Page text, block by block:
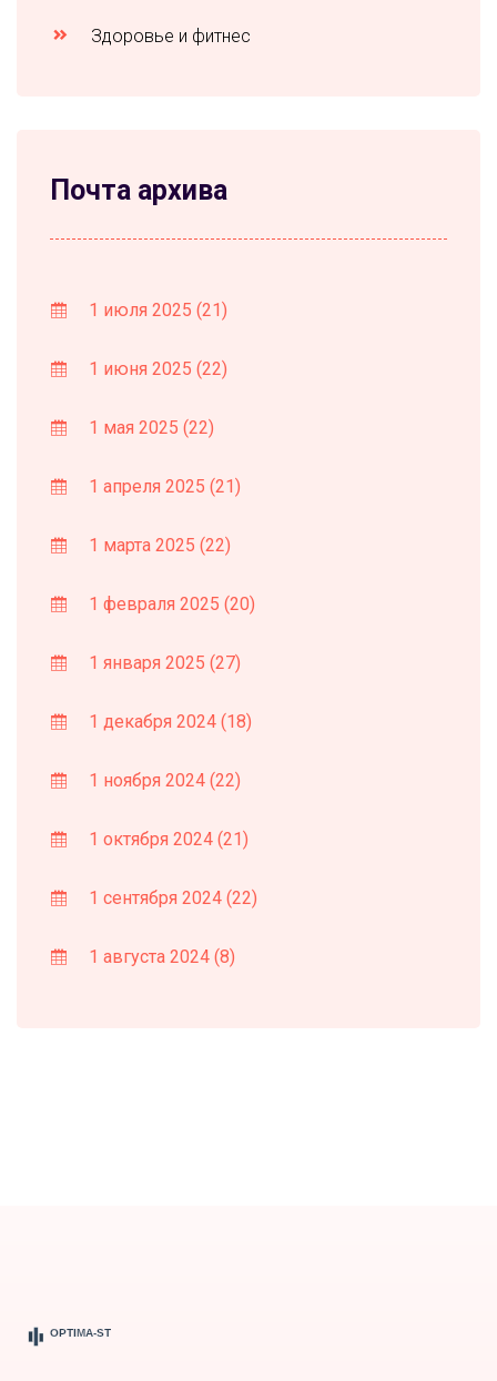
Здоровье и фитнес
Почта архива
1 июля 2025 (21)
1 июня 2025 (22)
1 мая 2025 (22)
1 апреля 2025 (21)
1 марта 2025 (22)
1 февраля 2025 (20)
1 января 2025 (27)
1 декабря 2024 (18)
1 ноября 2024 (22)
1 октября 2024 (21)
1 сентября 2024 (22)
1 августа 2024 (8)